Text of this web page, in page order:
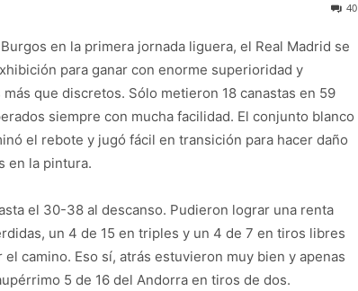
40
en la primera jornada liguera, el Real Madrid se
para ganar con enorme superioridad y
que discretos. Sólo metieron 18 canastas en 59
siempre con mucha facilidad. El conjunto blanco
el rebote y jugó fácil en transición para hacer daño
en la pintura.
el 30-38 al descanso. Pudieron lograr una renta
un 4 de 15 en triples y un 4 de 7 en tiros libres
camino. Eso sí, atrás estuvieron muy bien y apenas
5 de 16 del Andorra en tiros de dos.